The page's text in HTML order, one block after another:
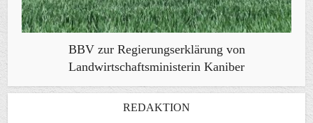
BBV zur Regierungserklärung von
Landwirtschaftsministerin Kaniber
REDAKTION